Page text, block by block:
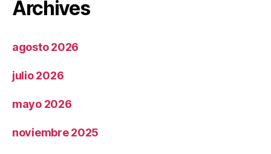
Archives
agosto 2026
julio 2026
mayo 2026
noviembre 2025